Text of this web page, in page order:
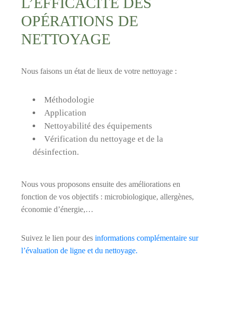
OPÉRATIONS DE
NETTOYAGE
Nous faisons un état de lieux de votre nettoyage :
Méthodologie
Application
Nettoyabilité des équipements
Vérification du nettoyage et de la
désinfection.
Nous vous proposons ensuite des améliorations en
fonction de vos objectifs : microbiologique, allergènes,
économie d’énergie,…
Suivez le lien pour desinformations complémentaire sur
l’évaluation de ligne et du nettoyage.